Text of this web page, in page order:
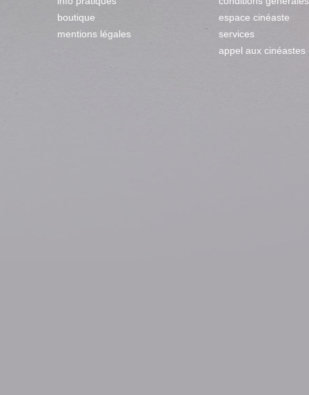
boutique
mentions légales
espace cinéaste
services
appel aux cinéastes